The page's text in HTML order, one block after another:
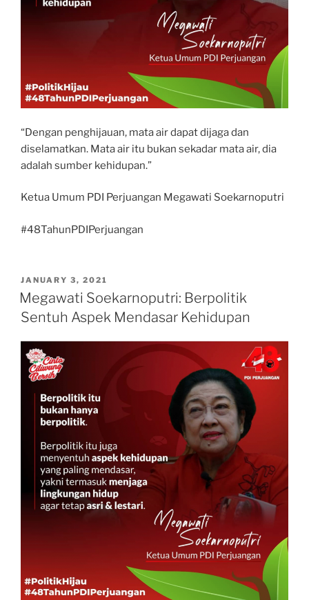
“Dengan penghijauan, mata air dapat dijaga dan
diselamatkan. Mata air itu bukan sekadar mata air, dia
adalah sumber kehidupan.”
Ketua Umum PDI Perjuangan Megawati Soekarnoputri
#48TahunPDIPerjuangan
POSTED
ON
JANUARY 3, 2021
Megawati Soekarnoputri: Berpolitik
Sentuh Aspek Mendasar Kehidupan